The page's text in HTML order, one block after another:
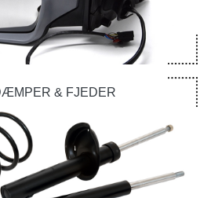
& FJEDER